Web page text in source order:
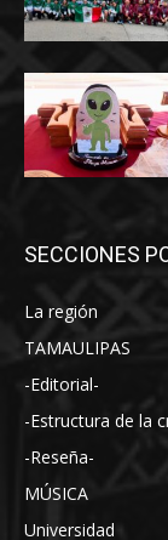
SECCIONES
La región
TAMAULIPAS
-Editorial-
-Estructura de la
-Reseña-
MÚSICA
Universidad